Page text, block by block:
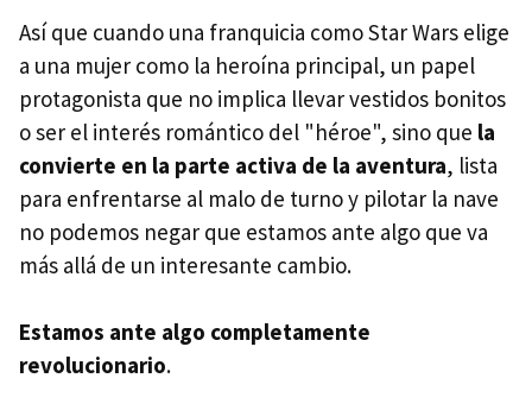
Así que cuando una franquicia como Star Wars elige
a una mujer como la heroína principal, un papel
protagonista que no implica llevar vestidos bonitos
o ser el interés romántico del "héroe", sino que la
convierte en la parte activa de la aventura, lista
para enfrentarse al malo de turno y pilotar la nave
no podemos negar que estamos ante algo que va
más allá de un interesante cambio.
Estamos ante algo completamente
revolucionario.